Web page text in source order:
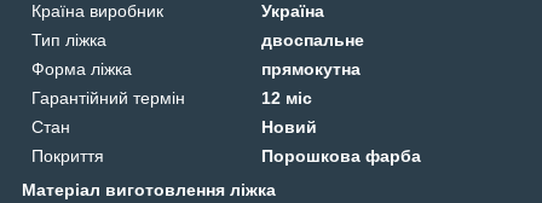
Країна виробник
Україна
Тип ліжка
двоспальне
Форма ліжка
прямокутна
Гарантійний термін
12 міс
Стан
Новий
Покриття
Порошкова фарба
Матеріал виготовлення ліжка